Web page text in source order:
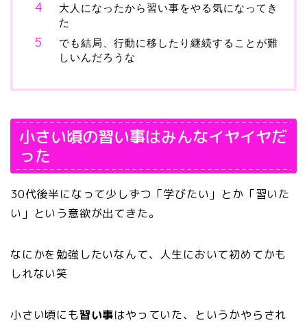
大人になったから習い事をやる気になってき
た
でも結局、行動に移したり継続することが難
しいんだろうな
小さい頃の習い事はみんなイヤイヤだ
った
30代後半になって少しずつ「学びたい」とか「習いた
い」という意欲が出てきた。
なにかを勉強したいなんて、人生において初めてかも
しれない笑
小さい頃にも習い事はやっていた、というかやらされ